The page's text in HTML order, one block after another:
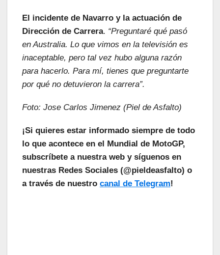
El incidente de Navarro y la actuación de
Dirección de Carrera. “Preguntaré qué pasó
en Australia. Lo que vimos en la televisión es
inaceptable, pero tal vez hubo alguna razón
para hacerlo. Para mí, tienes que preguntarte
por qué no detuvieron la carrera”.
Foto: Jose Carlos Jimenez (Piel de Asfalto)
¡Si quieres estar informado siempre de todo
lo que acontece en el Mundial de MotoGP,
subscríbete a nuestra web y síguenos en
nuestras Redes Sociales (@pieldeasfalto) o
a través de nuestro canal de Telegram!